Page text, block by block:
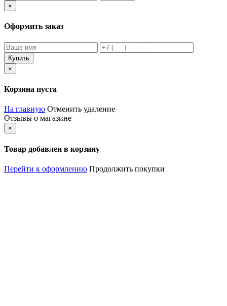
×
Оформить заказ
Купить
×
Корзина пуста
На главную Отменить удаление
Отзывы о магазине
×
Товар добавлен в корзину
Перейти к оформлению Продолжить покупки